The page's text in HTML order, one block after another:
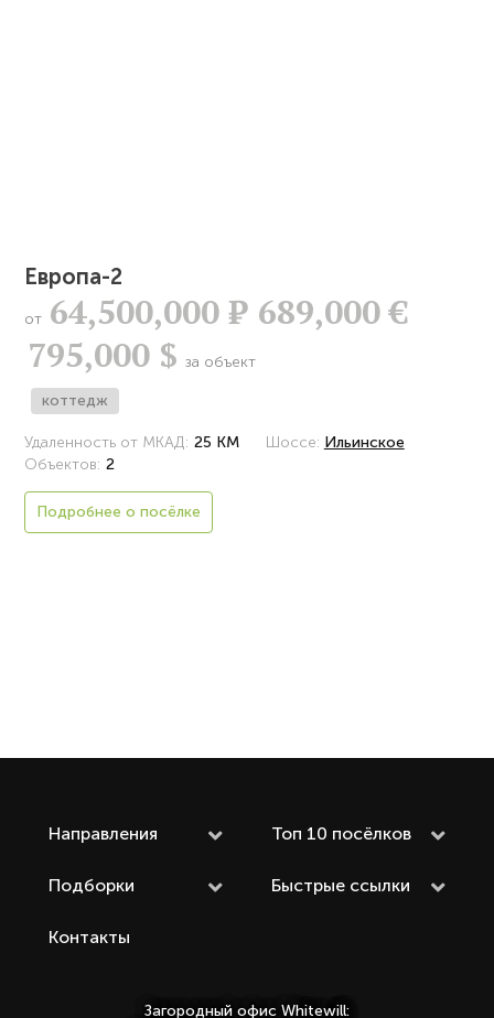
Европа-2
от 64,500,000Р 689,000 €
795,000 $ за объект
коттедж
Удаленность от МКАД: 25 КМ Шоссе: Ильинское
Объектов: 2
Подробнее о посёлке
Направления Топ 10 посёлков
Подборки Быстрые ссылки
Контакты
Загородный офис Whitewill: